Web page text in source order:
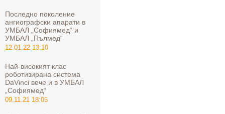
Последно поколение
ангиографски апарати в
УМБАЛ „Софиямед“ и
УМБАЛ „Пълмед“
12.01.22 13:10
Най-високият клас
роботизирана система
DaVinci вече и в УМБАЛ
„Софиямед“
09.11.21 18:05